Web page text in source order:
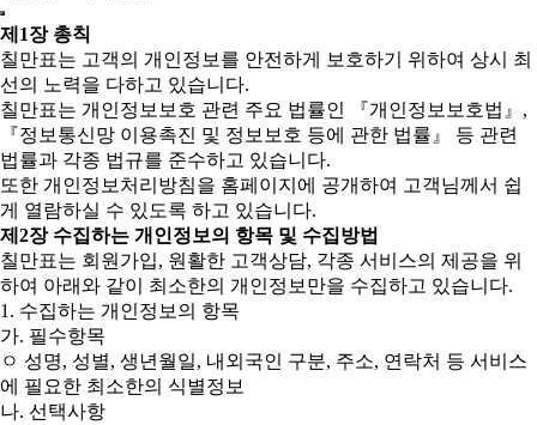
제1장 총칙
칠만표는 고객의 개인정보를 안전하게 보호하기 위하여 상시 최
선의 노력을 다하고 있습니다.
칠만표는 개인정보보호 관련 주요 법률인 『개인정보보호법』,
『정보통신망 이용촉진 및 정보보호 등에 관한 법률』 등 관련
법률과 각종 법규를 준수하고 있습니다.
또한 개인정보처리방침을 홈페이지에 공개하여 고객님께서 쉽
게 열람하실 수 있도록 하고 있습니다.
제2장 수집하는 개인정보의 항목 및 수집방법
칠만표는 회원가입, 원활한 고객상담, 각종 서비스의 제공을 위
하여 아래와 같이 최소한의 개인정보만을 수집하고 있습니다.
1. 수집하는 개인정보의 항목
가. 필수항목
ㅇ 성명, 성별, 생년월일, 내외국인 구분, 주소, 연락처 등 서비스
에 필요한 최소한의 식별정보
나. 선택사항